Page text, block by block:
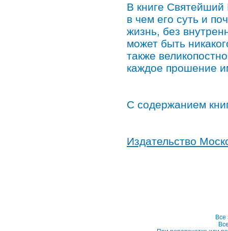
В книге Святейший
в чем его суть и
жизнь, без
может быть
также
каждое прошение
С содержанием
Издательство